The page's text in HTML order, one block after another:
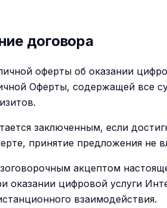
договора
оферты об оказании
Оферты, содержащей все
заключенным, если
принятие предложения не
акцептом
оказании цифровой услуги
взаимодействия.